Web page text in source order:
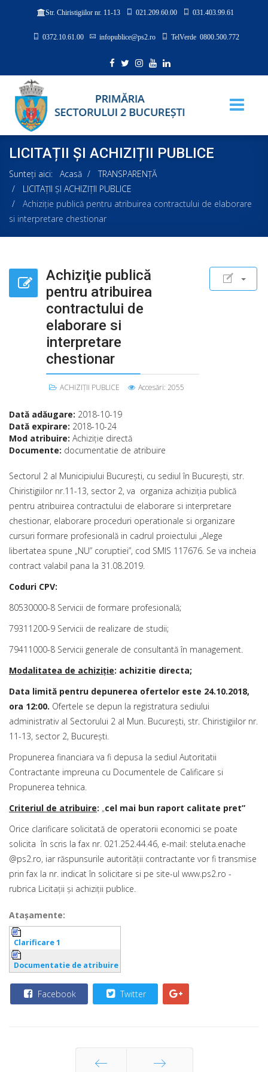
Str. Chiristigiilor nr. 11-13 021.209.60.00 031.403.99.61
0372.10.61.00 infopublice@ps2.ro TelVerde 0800.500.772
LICITAȚII ȘI ACHIZIȚII PUBLICE
Sunteți aici: Acasă
TRANSPARENȚĂ
LICITAȚII ȘI ACHIZIȚII PUBLICE
Achiziţie publică pentru atribuirea contractului de elaborare
si interpretare chestionar
Achiziţie publică
pentru atribuirea
contractului de
elaborare si
interpretare
chestionar
ACHIZIȚII PUBLICE Accesări: 2055
Dată adăugare: 2018-10-19
Dată expirare: 2018-10-24
Mod atribuire: Achiziţie directă
Documente: documentatie de atribuire
Sectorul 2 al Municipiului Bucureşti, cu sediul în Bucureşti, str.
Chiristigiilor nr.11-13, sector 2, va organiza achiziţia publică
pentru atribuirea contractului de elaborare si interpretare
chestionar, elaborare proceduri operationale si organizare
cursuri formare profesională in cadrul proiectului „Alege
libertatea spune „NU” coruptiei”, cod SMIS 117676. Se va incheia
contract valabil pana la 31.08.2019.
Coduri CPV:
80530000-8 Servicii de formare profesională;
79311200-9 Servicii de realizare de studii;
79411000-8 Servicii generale de consultantă în management.
Modalitatea de achiziţie: achizitie directa;
Data limită pentru depunerea ofertelor este 24.10.2018,
ora 12:00. Ofertele se depun la registratura sediului
administrativ al Sectorului 2 al Mun. Bucureşti, str. Chiristigiilor nr.
11-13, sector 2, Bucureşti.
Propunerea financiara va fi depusa la sediul Autoritatii
Contractante impreuna cu Documentele de Calificare si
Propunerea tehnica.
Criteriul de atribuire: „cel mai bun raport calitate pret”
Orice clarificare solicitată de operatorii economici se poate
solicita în scris la fax nr. 021.252.44.46, e-mail: steluta.enache
@ps2.ro, iar răspunsurile autorităţii contractante vor fi transmise
prin fax la nr. indicat în solicitare si pe site-ul www.ps2.ro -
rubrica Licitaţii şi achiziţii publice.
Ataşamente:
Clarificare 1
Documentatie de atribuire
Facebook Twitter